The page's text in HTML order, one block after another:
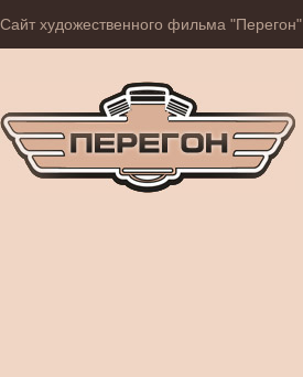
Сайт художественного фильма "Перегон"